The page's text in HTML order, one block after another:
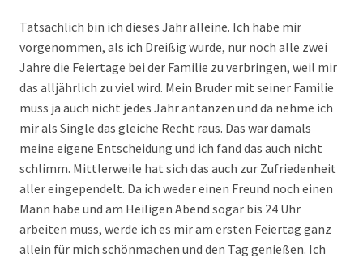
Tatsächlich bin ich dieses Jahr alleine. Ich habe mir
vorgenommen, als ich Dreißig wurde, nur noch alle zwei
Jahre die Feiertage bei der Familie zu verbringen, weil mir
das alljährlich zu viel wird. Mein Bruder mit seiner Familie
muss ja auch nicht jedes Jahr antanzen und da nehme ich
mir als Single das gleiche Recht raus. Das war damals
meine eigene Entscheidung und ich fand das auch nicht
schlimm. Mittlerweile hat sich das auch zur Zufriedenheit
aller eingependelt. Da ich weder einen Freund noch einen
Mann habe und am Heiligen Abend sogar bis 24 Uhr
arbeiten muss, werde ich es mir am ersten Feiertag ganz
allein für mich schönmachen und den Tag genießen. Ich